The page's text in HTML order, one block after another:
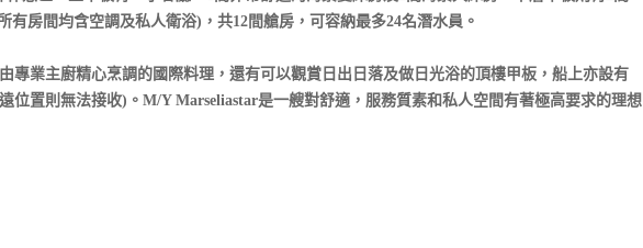
有房間均含空調及私人衛浴)，共12間艙房，可容納最多24名潛水員。
專業主廚精心烹調的國際料理，還有可以觀賞日出日落及做日光浴的頂樓甲板，船上亦設有
位置則無法接收)。M/Y Marseliastar是一艘對舒適，服務質素和私人空間有著極高要求的理想